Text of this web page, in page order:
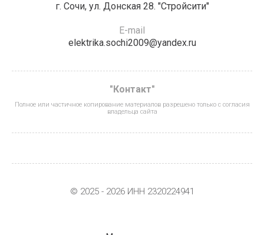
г. Сочи, ул. Донская 28. "Стройсити"
E-mail
elektrika.sochi2009@yandex.ru
"Контакт"
Полное или частичное копирование материалов разрешено только с согласия
владельца сайта
© 2025 - 2026 ИНН 2320224941